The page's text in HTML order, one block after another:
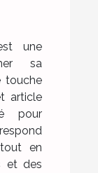
une
sa
touche
article
pour
en
et des